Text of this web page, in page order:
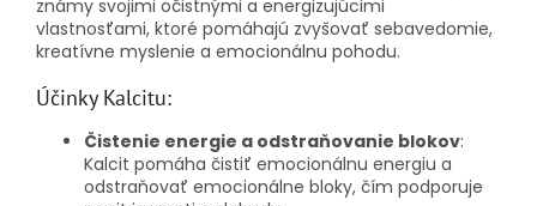
známy svojimi očistnými a energizujúcimi
vlastnosťami, ktoré pomáhajú zvyšovať sebavedomie,
kreatívne myslenie a emocionálnu pohodu.
Účinky Kalcitu:
Čistenie energie a odstraňovanie blokov:
Kalcit pomáha čistiť emocionálnu energiu a
odstraňovať emocionálne bloky, čím podporuje